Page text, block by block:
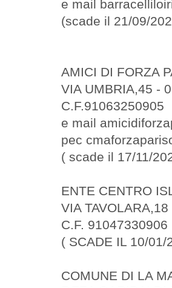
e mail
(scade il 21/09/
AMICI DI FORZA
VIA UMBRIA,45 -
C.F.91063250905
e mail
pec
( scade il 17/11/
ENTE CENTRO
VIA TAVOLARA,18
C.F. 91047330906
( SCADE IL 10/01/
COMUNE DI LA